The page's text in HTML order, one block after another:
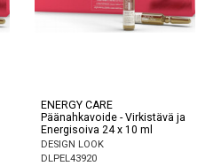
ENERGY CARE
Päänahkavoide - Virkistävä ja
Energisoiva 24 x 10 ml
DESIGN LOOK
DLPEL43920